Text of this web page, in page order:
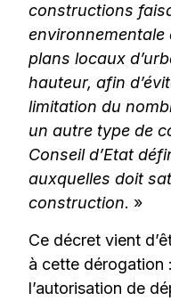
constructions
environnementale
plans locaux
hauteur, afin
limitation du
un autre type de
Conseil d’Etat
auxquelles doit
construction. »
Ce décret vient
à cette dérogation
l’autorisation de